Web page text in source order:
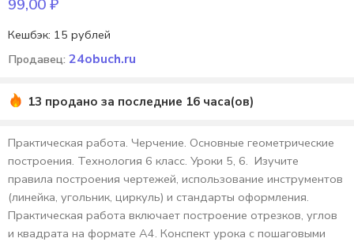
99,00₽
Кешбэк: 15 рублей
Продавец: 24obuch.ru
13 продано за последние 16 часа(ов)
Практическая работа. Черчение. Основные геометрические
построения. Технология 6 класс. Уроки 5, 6. Изучите
правила построения чертежей, использование инструментов
(линейка, угольник, циркуль) и стандарты оформления.
Практическая работа включает построение отрезков, углов
и квадрата на формате А4. Конспект урока с пошаговыми